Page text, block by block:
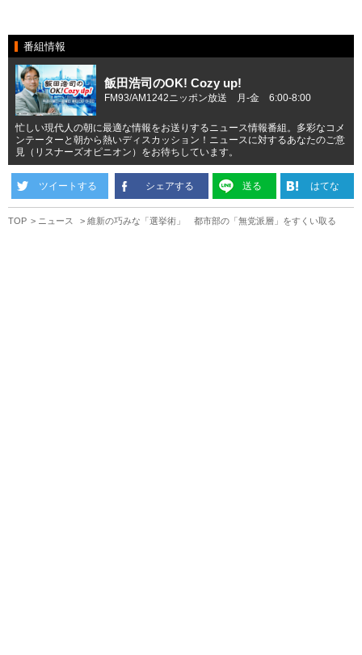
番組情報
飯田浩司のOK! Cozy up!
FM93/AM1242ニッポン放送 月-金 6:00-8:00
忙しい現代人の朝に最適な情報をお送りするニュース情報番組。多彩なコメ
ンテーターと朝から熱いディスカッション！ニュースに対するあなたのご意
見（リスナーズオピニオン）をお待ちしています。
ツイートする シェアする 送る はてな
TOP ニュース 維新の巧みな「選挙術」 都市部の「無党派層」をすくい取る